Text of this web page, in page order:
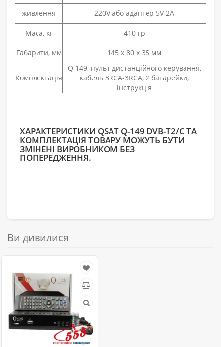
живлення 220V або адаптер 5V 2A
Маса, кг 410 гр
Габарити, мм 145 х 80 х 35 мм
Комплектація
Q-149, пульт дистанційного керування,
кабель 3RCA-3RCA, 2 батарейки,
інструкція
ХАРАКТЕРИСТИКИ QSAT Q-149 DVB-T2/C ТА
КОМПЛЕКТАЦІЯ ТОВАРУ МОЖУТЬ БУТИ
ЗМІНЕНІ ВИРОБНИКОМ БЕЗ
ПОПЕРЕДЖЕННЯ.
Ви дивилися